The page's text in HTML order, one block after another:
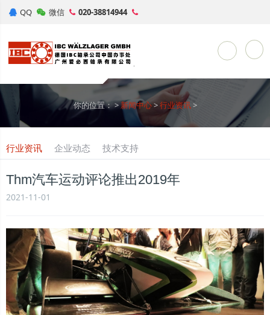
QQ 微信 020-38814944
Toggle
你的位置：>新闻中心>行业资讯>
行业资讯 企业动态 技术支持
Thm汽车运动评论推出2019年
2021-11-01